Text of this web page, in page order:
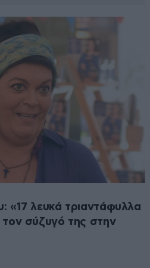
«17 λευκά τριαντάφυλλα
σύζυγό της στην